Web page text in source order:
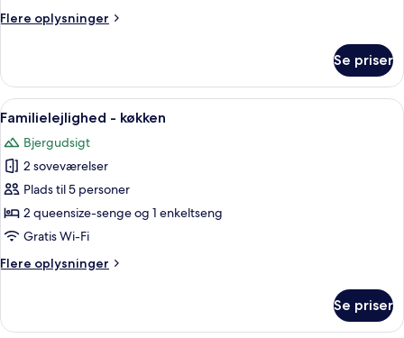
-
bjergudsigt
Flere oplysninger
Flere
-
flere
soveværelser
køkken
bjergudsigt
Se priser
Indlæs
alle
billeder
af
Familielejlighed
-
køkken
Et værelse med trappe, spisebord
1
Familielejlighed - køkken
Bjergudsigt
2 soveværelser
Plads til 5 personer
2 queensize-senge og 1 enkeltseng
Gratis Wi-Fi
Flere oplysninger
Flere
-
Se priser